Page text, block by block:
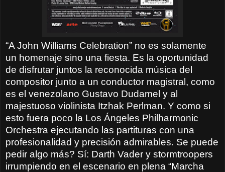
“A John Williams Celebration” no es solamente
un homenaje sino una fiesta. Es la oportunidad
de disfrutar juntos la reconocida música del
compositor junto a un conductor magistral, como
es el venezolano Gustavo Dudamel y al
majestuoso violinista Itzhak Perlman. Y como si
esto fuera poco la Los Ángeles Philharmonic
Orchestra ejecutando las partituras con una
profesionalidad y precisión admirables. Se puede
pedir algo más? Sí: Darth Vader y stormtroopers
irrumpiendo en el escenario en plena “Marcha